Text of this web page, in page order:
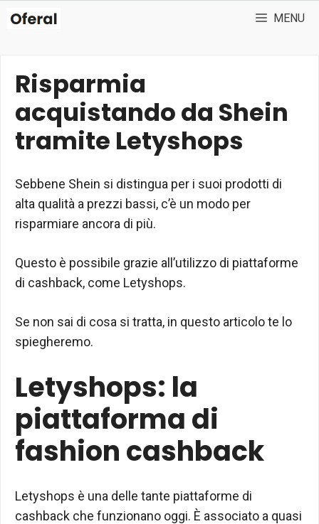
MENU
Risparmia
acquistando da Shein
tramite Letyshops
Sebbene Shein si distingua per i suoi prodotti di
alta qualità a prezzi bassi, c’è un modo per
risparmiare ancora di più.
Questo è possibile grazie all’utilizzo di piattaforme
di cashback, come Letyshops.
Se non sai di cosa si tratta, in questo articolo te lo
spiegheremo.
Letyshops: la
piattaforma di
fashion cashback
Letyshops è una delle tante piattaforme di
cashback che funzionano oggi. È associato a quasi